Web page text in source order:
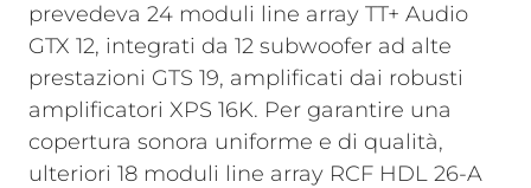
prevedeva 24 moduli line array TT+ Audio
GTX 12, integrati da 12 subwoofer ad alte
prestazioni GTS 19, amplificati dai robusti
amplificatori XPS 16K. Per garantire una
copertura sonora uniforme e di qualità,
ulteriori 18 moduli line array RCF HDL 26-A